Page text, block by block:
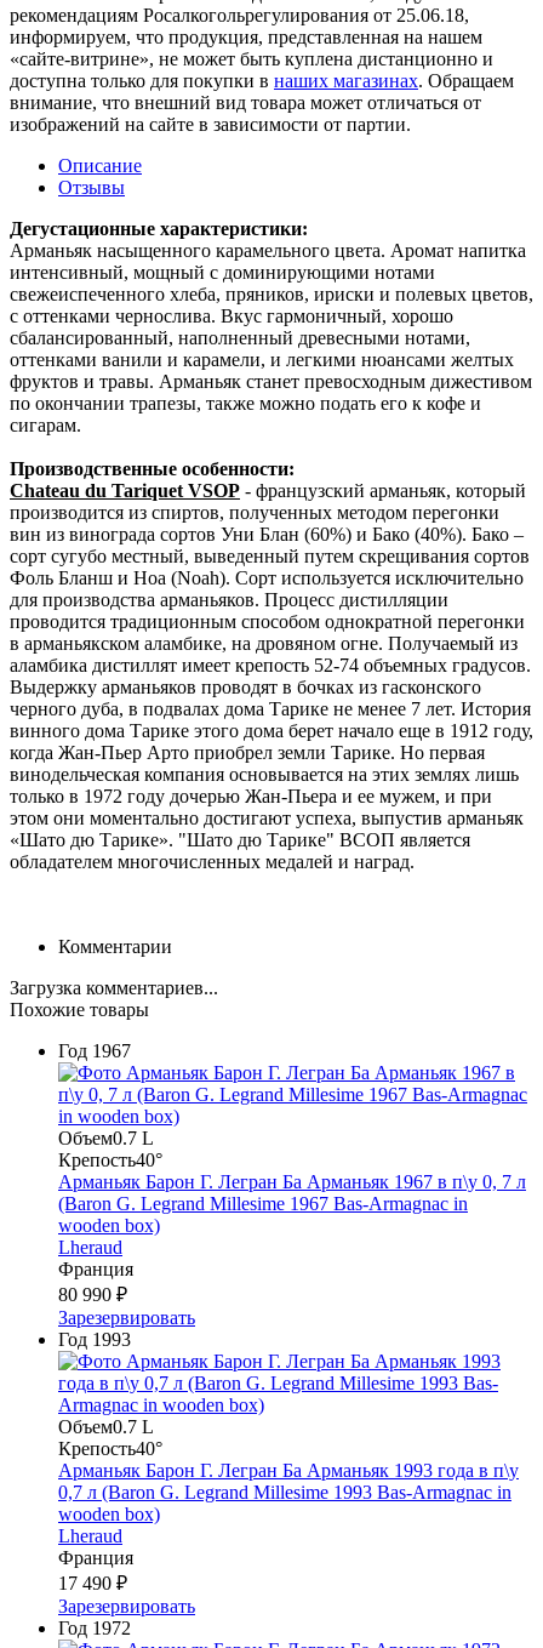
рекомендациям Росалкогольрегулирования от 25.06.18,
информируем, что продукция, представленная на нашем
«сайте-витрине», не может быть куплена дистанционно и
доступна только для покупки в наших магазинах. Обращаем
внимание, что внешний вид товара может отличаться от
изображений на сайте в зависимости от партии.
Описание
Отзывы
Дегустационные характеристики:
Арманьяк насыщенного карамельного цвета. Аромат напитка
интенсивный, мощный с доминирующими нотами
свежеиспеченного хлеба, пряников, ириски и полевых цветов,
с оттенками чернослива. Вкус гармоничный, хорошо
сбалансированный, наполненный древесными нотами,
оттенками ванили и карамели, и легкими нюансами желтых
фруктов и травы. Арманьяк станет превосходным дижестивом
по окончании трапезы, также можно подать его к кофе и
сигарам.
Производственные особенности:
Chateau du Tariquet VSOP - французский арманьяк, который
производится из спиртов, полученных методом перегонки
вин из винограда сортов Уни Блан (60%) и Бако (40%). Бако –
сорт сугубо местный, выведенный путем скрещивания сортов
Фоль Бланш и Ноа (Noah). Сорт используется исключительно
для производства арманьяков. Процесс дистилляции
проводится традиционным способом однократной перегонки
в арманьякском аламбике, на дровяном огне. Получаемый из
аламбика дистиллят имеет крепость 52-74 объемных градусов.
Выдержку арманьяков проводят в бочках из гасконского
черного дуба, в подвалах дома Тарике не менее 7 лет. История
винного дома Тарике этого дома берет начало еще в 1912 году,
когда Жан-Пьер Арто приобрел земли Тарике. Но первая
винодельческая компания основывается на этих землях лишь
только в 1972 году дочерью Жан-Пьера и ее мужем, и при
этом они моментально достигают успеха, выпустив арманьяк
«Шато дю Тарике». "Шато дю Тарике" ВСОП является
обладателем многочисленных медалей и наград.
Комментарии
Загрузка комментариев...
Похожие товары
Год 1967
Объем0.7 L
Крепость40°
Арманьяк Барон Г. Легран Ба Арманьяк 1967 в п\у 0, 7 л
(Baron G. Legrand Millesime 1967 Bas-Armagnac in
wooden box)
Lheraud
Франция
80 990 ₽
Зарезервировать
Год 1993
Объем0.7 L
Крепость40°
Арманьяк Барон Г. Легран Ба Арманьяк 1993 года в п\у
0,7 л (Baron G. Legrand Millesime 1993 Bas-Armagnac in
wooden box)
Lheraud
Франция
17 490 ₽
Зарезервировать
Год 1972